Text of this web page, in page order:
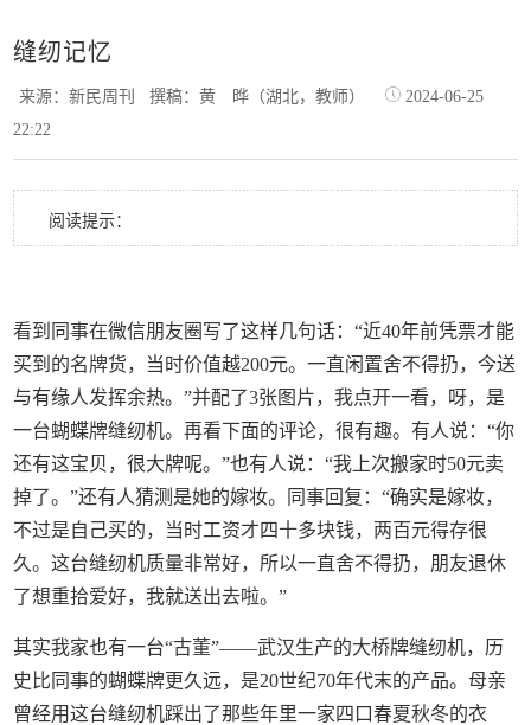
缝纫记忆
来源：新民周刊撰稿：黄 晔（湖北，教师）
2024-06-25
22:22
阅读提示：
看到同事在微信朋友圈写了这样几句话：“近40年前凭票才能
买到的名牌货，当时价值越200元。一直闲置舍不得扔，今送
与有缘人发挥余热。”并配了3张图片，我点开一看，呀，是
一台蝴蝶牌缝纫机。再看下面的评论，很有趣。有人说：“你
还有这宝贝，很大牌呢。”也有人说：“我上次搬家时50元卖
掉了。”还有人猜测是她的嫁妆。同事回复：“确实是嫁妆，
不过是自己买的，当时工资才四十多块钱，两百元得存很
久。这台缝纫机质量非常好，所以一直舍不得扔，朋友退休
了想重拾爱好，我就送出去啦。”
其实我家也有一台“古董”——武汉生产的大桥牌缝纫机，历
史比同事的蝴蝶牌更久远，是20世纪70年代末的产品。母亲
曾经用这台缝纫机踩出了那些年里一家四口春夏秋冬的衣